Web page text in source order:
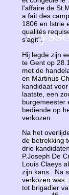
l'affaire de
a fait des
1806 en Istrie
qualités
s'agit".
Hij legde zijn
te Gent op
met de
en Martinus
kandidaat
laatste, een
burgemeester
bediende op
verkozen.
Na het
de betrekking
drie
P.Joseph De
Louis Claeys
zijn kans. Na
verkozen
tot brigadier